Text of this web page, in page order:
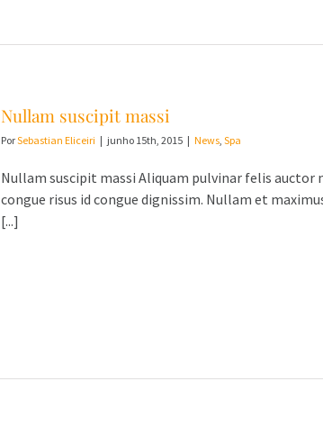
Nullam suscipit massi
PorSebastian Eliceiri | junho 15th, 2015 | News Spa
Nullam suscipit massi Aliquam pulvinar felis auctor
congue risus id congue dignissim. Nullam et
[...]